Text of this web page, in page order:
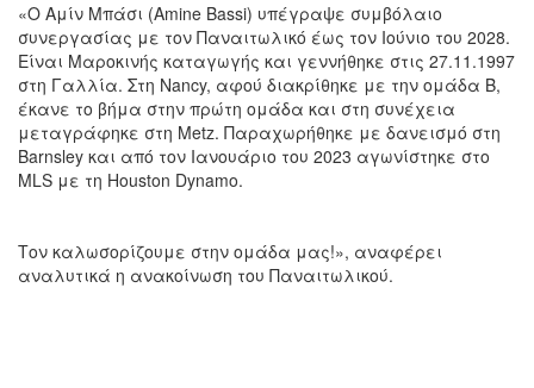
«Ο Αμίν Μπάσι (Amine Bassi) υπέγραψε συμβόλαιο
συνεργασίας με τον Παναιτωλικό έως τον Ιούνιο του 2028.
Είναι Μαροκινής καταγωγής και γεννήθηκε στις 27.11.1997
στη Γαλλία. Στη Nancy, αφού διακρίθηκε με την ομάδα Β,
έκανε το βήμα στην πρώτη ομάδα και στη συνέχεια
μεταγράφηκε στη Metz. Παραχωρήθηκε με δανεισμό στη
Barnsley και από τον Ιανουάριο του 2023 αγωνίστηκε στο
MLS με τη Houston Dynamo.
Τον καλωσορίζουμε στην ομάδα μας!», αναφέρει
αναλυτικά η ανακοίνωση του Παναιτωλικού.